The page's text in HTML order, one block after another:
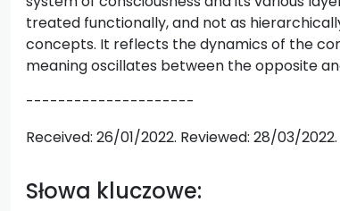
treated functionally, and not as
concepts. It reflects the dynamics of the
meaning oscillates between the opposite
---------------------
Received: 26/01/2022. Reviewed: 28/03/
Słowa kluczowe: